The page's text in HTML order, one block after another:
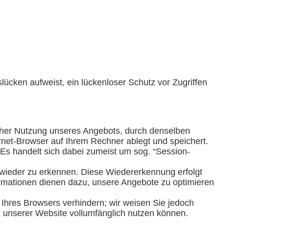
aufweist, ein lückenloser Schutz vor Zugriffen
Nutzung unseres Angebots, durch denselben
Browser auf Ihrem Rechner ablegt und speichert.
handelt sich dabei zumeist um sog. “Session-
zu erkennen. Diese Wiedererkennung erfolgt
dienen dazu, unsere Angebote zu optimieren
Browsers verhindern; wir weisen Sie jedoch
Website vollumfänglich nutzen können.